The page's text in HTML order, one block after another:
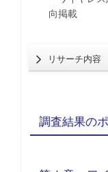
向掲載
リサーチ内容
調査結果の